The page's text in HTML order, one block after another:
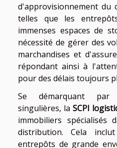
d'approvisionnement du
telles que les
immenses espaces de
nécessité de gérer des
marchandises et
répondant ainsi à
pour des délais toujours
Se démarquant par
singulières, la SCPI
immobiliers spécialisés
distribution. Cela
entrepôts de grande